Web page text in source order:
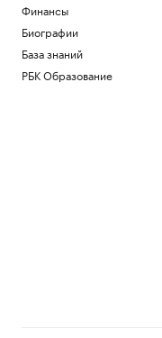
Финансы
Биографии
База знаний
РБК Образование